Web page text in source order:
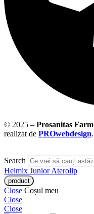
© 2025 – Prosanitas Farm
realizat de PROwebdesign.
Search
Helmix JuniorAterolip
Close Coșul meu
Close
Close